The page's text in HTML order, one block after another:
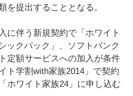
を提出することとなる。
に伴う新規契約で「ホワイト
ックパック」、ソフトバンク
定額サービスへの加入が条件
ト学割with家族2014」で契約
ホワイト家族24」に申し込む